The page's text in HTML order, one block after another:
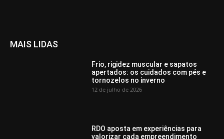
MAIS LIDAS
Frio, rigidez muscular e sapatos
apertados: os cuidados com pés e
tornozelos no inverno
12 de julho de 2026
RDO aposta em experiências para
valorizar cada empreendimento